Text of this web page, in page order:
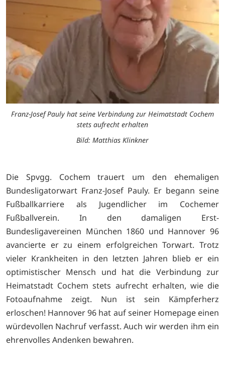
Franz-Josef Pauly hat seine Verbindung zur Heimatstadt Cochem
stets aufrecht erhalten
Bild: Matthias Klinkner
Die Spvgg. Cochem trauert um den ehemaligen
Bundesligatorwart Franz-Josef Pauly. Er begann seine
Fußballkarriere als Jugendlicher im Cochemer
Fußballverein. In den damaligen Erst-
Bundesligavereinen München 1860 und Hannover 96
avancierte er zu einem erfolgreichen Torwart. Trotz
vieler Krankheiten in den letzten Jahren blieb er ein
optimistischer Mensch und hat die Verbindung zur
Heimatstadt Cochem stets aufrecht erhalten, wie die
Fotoaufnahme zeigt. Nun ist sein Kämpferherz
erloschen! Hannover 96 hat auf seiner Homepage einen
würdevollen Nachruf verfasst. Auch wir werden ihm ein
ehrenvolles Andenken bewahren.